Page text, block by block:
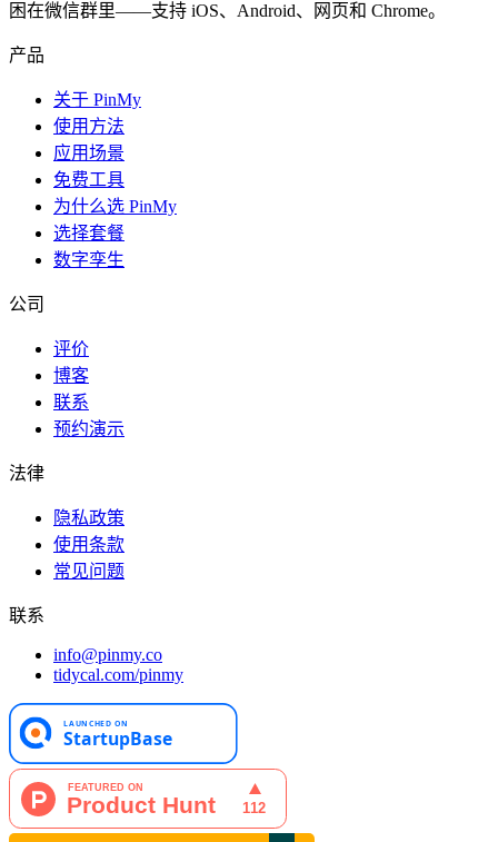
困在微信群里——支持 iOS、Android、网页和 Chrome。
产品
关于 PinMy
使用方法
应用场景
免费工具
为什么选 PinMy
选择套餐
数字孪生
公司
评价
博客
联系
预约演示
法律
隐私政策
使用条款
常见问题
联系
info@pinmy.co
tidycal.com/pinmy